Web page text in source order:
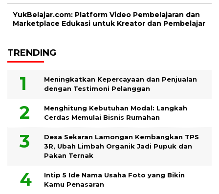
YukBelajar.com: Platform Video Pembelajaran dan
Marketplace Edukasi untuk Kreator dan Pembelajar
TRENDING
Meningkatkan Kepercayaan dan Penjualan
dengan Testimoni Pelanggan
Menghitung Kebutuhan Modal: Langkah
Cerdas Memulai Bisnis Rumahan
Desa Sekaran Lamongan Kembangkan TPS
3R, Ubah Limbah Organik Jadi Pupuk dan
Pakan Ternak
Intip 5 Ide Nama Usaha Foto yang Bikin
Kamu Penasaran